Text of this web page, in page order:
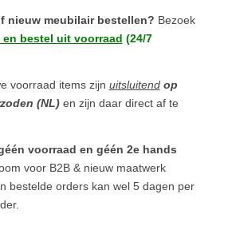
nieuw meubilair bestellen? Bezoek
bestel uit voorraad (24/7
voorraad items zijn uitsluitend op
(NL)en zijn daar direct af te
voorraad en géén 2e hands
voor B2B & nieuw maatwerk
bestelde orders kan wel 5 dagen per